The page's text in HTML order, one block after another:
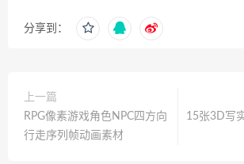
分享到：
上一篇
RPG像素游戏角色NPC四方向
行走序列帧动画素材
15张3D写